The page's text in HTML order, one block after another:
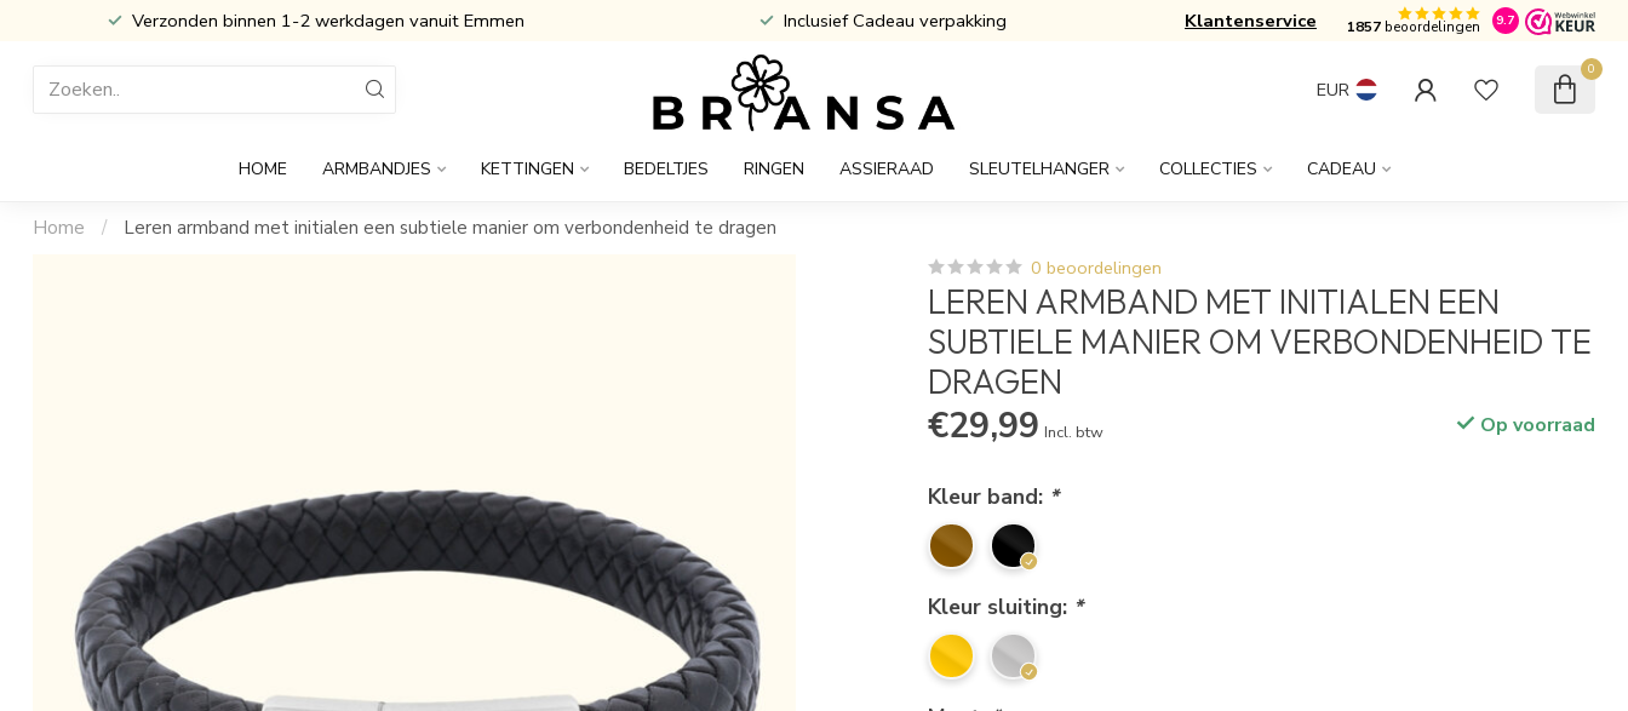
Inclusief Cadeau verpakking Atijd Gratis Gegraveerd Gratis verzonden vanaf € 50,-
Klantenservice 1857beoordelingen 9.7
EUR
0
HOME ARMBANDJES KETTINGEN BEDELTJES RINGEN ASSIERAAD SLEUTELHANGER COLLECTIES CADEAU
Home /
Leren armband met initialen een subtiele manier om verbondenheid te dragen
0 beoordelingen
LEREN ARMBAND MET INITIALEN EEN
SUBTIELE MANIER OM VERBONDENHEID TE
DRAGEN
€29,99 Incl. btw Op voorraad
Kleur band: *
Kleur sluiting: *